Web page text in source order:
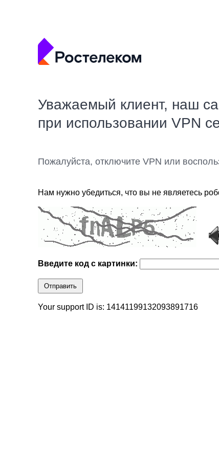
Уважаемый клиент, наш
при использовании VPN
Пожалуйста, отключите VPN или
Нам нужно убедиться, что вы не являетесь
Введите код с картинки:
Отправить
Your support ID is: 14141199132093891716